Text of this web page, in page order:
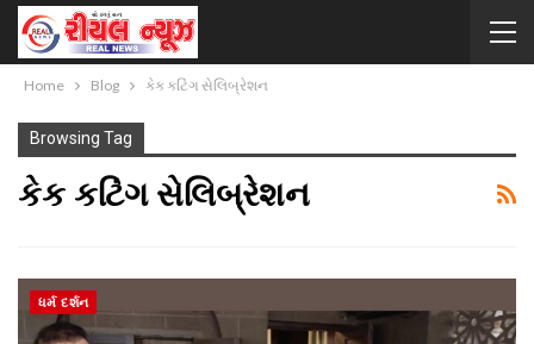
Home Blog કેક કટિંગ સેલિબ્રેશન
Browsing Tag
કેક કટિંગ સેલિબ્રેશન
ધર્મ દર્શન